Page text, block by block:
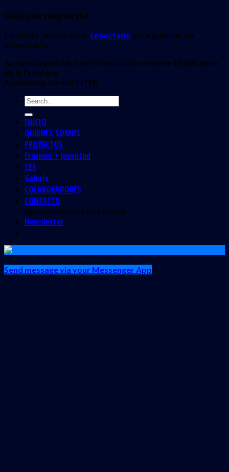
Deja una respuesta
Lo siento, debes estar conectado para publicar un
comentario.
Av. de Nazaret s/n Centro Social Blas Infante 11406 Jerez
de la Frontera
Asociación Juvenil INTER
INICIO
QUIENES SOMOS
PROYECTOS
Erasmus + Juventud
CES
Galería
COLABORADORES
CONTACTO
WooCommerce not Found
Newsletter
Send message via your Messenger App